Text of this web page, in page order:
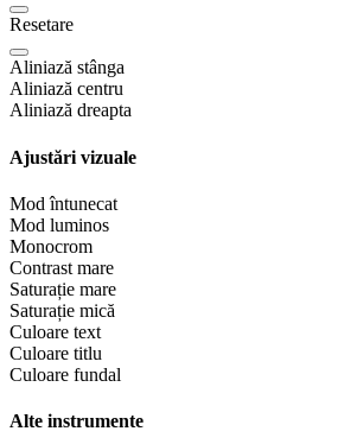
Resetare
Aliniază stânga
Aliniază centru
Aliniază dreapta
Ajustări vizuale
Mod întunecat
Mod luminos
Monocrom
Contrast mare
Saturație mare
Saturație mică
Culoare text
Culoare titlu
Culoare fundal
Alte instrumente